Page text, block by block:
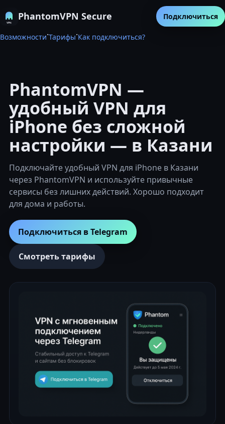
PhantomVPN Secure
Возможности·Тарифы·Как подключиться?
Подключиться
PhantomVPN —
удобный VPN для
iPhone без сложной
настройки — в Казани
Подключайте удобный VPN для iPhone в Казани
через PhantomVPN и используйте привычные
сервисы без лишних действий. Хорошо подходит
для дома и работы.
Подключиться в Telegram
Смотреть тарифы